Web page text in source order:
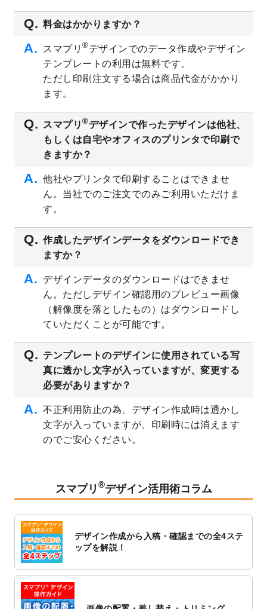
2023/8/18
チケットのデザインテンプレートを追加し
ました。
2023/8/7
【新商品】チケット
が作成できるようにな
りました！
美容・エステのチラシデザインテンプレー
トを追加しました。
いたしました。
2023/6/12
うちわのデザインテンプレート
を公開いた
しました。
を公開いたしました。
2023/5/9
書類カバー（見積書表紙）のデザインテン
追加しました。
2023/4/20
2023/4/18
セミナー・講演会のチラシデザインテンプ
レートを追加しました。
2023/4/18
スポーツジム・フィットネスクラブのチラ
シデザインテンプレート
2023/3/16
シール・ラベルのデザインテンプレートを
公開いたしました。
2023/3/13
封筒（長3、洋長3、角2）のデザインテンプ
レートを追加しました。
2023/3/13
クリアファイルのデザインテンプレート
追加しました。
2023/3/2
パワーポイント版テンプレートをダウンロ
追加しました。
2023/1/13
4月始まりのカレンダーデザインテンプレー
2023/1/5
スタンプカードのデザインテンプレート
追加しました。
2022/12/26
止のお知らせ
2022/12/16
トを公開いたしました。
料金はかかりますか？
スマプリ ®デザインでのデータ作成やデザイン
テンプレートの利用は無料です。
ただし印刷注文する場合は商品代金がかかり
ます。
スマプリ ®デザインで作ったデザインは他社、
もしくは自宅やオフィスのプリンタで印刷で
きますか？
他社やプリンタで印刷することはできませ
ん。当社でのご注文でのみご利用いただけま
す。
作成したデザインデータをダウンロードでき
ますか？
デザインデータのダウンロードはできませ
ん。ただしデザイン確認用のプレビュー画像
（解像度を落としたもの）はダウンロードし
ていただくことが可能です。
テンプレートのデザインに使用されている写
真に透かし文字が入っていますが、変更する
必要がありますか？
不正利用防止の為、デザイン作成時は透かし
文字が入っていますが、印刷時には消えます
のでご安心ください。
スマプリ ®デザイン活用術コラム
デザイン作成から入稿・確認までの全4ステ
ップを解説！